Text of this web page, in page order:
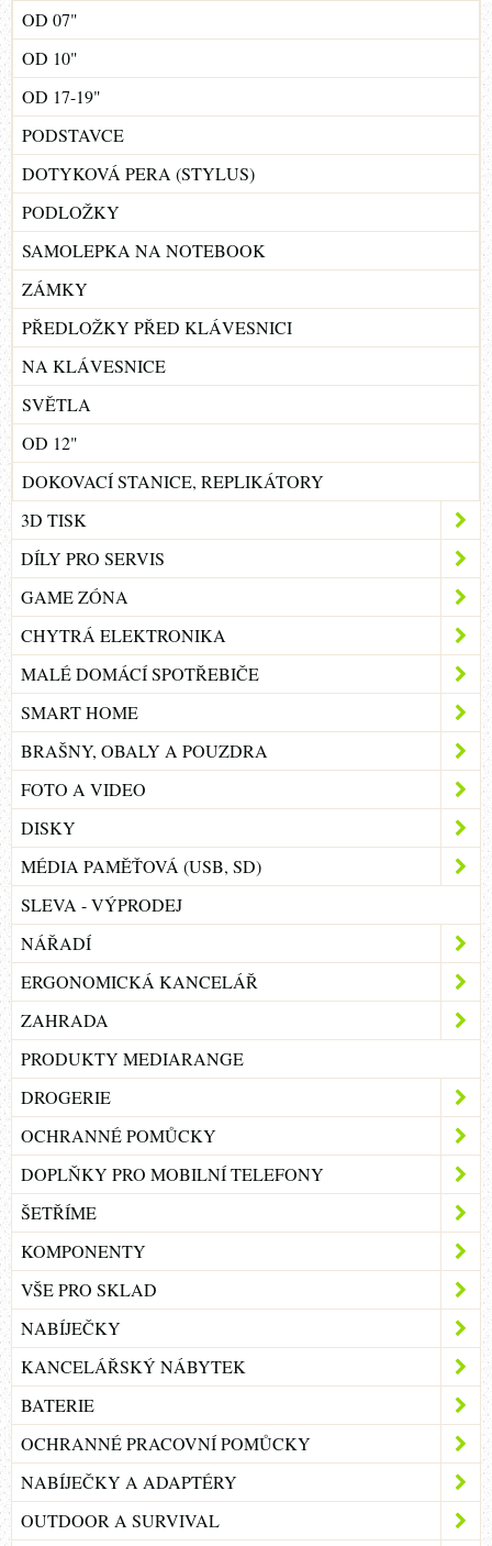
OD 07"
OD 10"
OD 17-19"
PODSTAVCE
DOTYKOVÁ PERA (STYLUS)
PODLOŽKY
SAMOLEPKA NA NOTEBOOK
ZÁMKY
PŘEDLOŽKY PŘED KLÁVESNICI
NA KLÁVESNICE
SVĚTLA
OD 12"
DOKOVACÍ STANICE, REPLIKÁTORY
3D TISK
DÍLY PRO SERVIS
GAME ZÓNA
CHYTRÁ ELEKTRONIKA
MALÉ DOMÁCÍ SPOTŘEBIČE
SMART HOME
BRAŠNY, OBALY A POUZDRA
FOTO A VIDEO
DISKY
MÉDIA PAMĚŤOVÁ (USB, SD)
SLEVA - VÝPRODEJ
NÁŘADÍ
ERGONOMICKÁ KANCELÁŘ
ZAHRADA
PRODUKTY MEDIARANGE
DROGERIE
OCHRANNÉ POMŮCKY
DOPLŇKY PRO MOBILNÍ TELEFONY
ŠETŘÍME
KOMPONENTY
VŠE PRO SKLAD
NABÍJEČKY
KANCELÁŘSKÝ NÁBYTEK
BATERIE
OCHRANNÉ PRACOVNÍ POMŮCKY
NABÍJEČKY A ADAPTÉRY
OUTDOOR A SURVIVAL